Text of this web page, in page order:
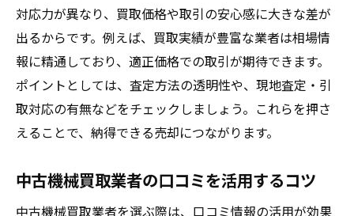
対応力が異なり、買取価格や取引の安心感に大きな差が
出るからです。例えば、買取実績が豊富な業者は相場情
報に精通しており、適正価格での取引が期待できます。
ポイントとしては、査定方法の透明性や、現地査定・引
取対応の有無などをチェックしましょう。これらを押さ
えることで、納得できる売却につながります。
中古機械買取業者の口コミを活用するコツ
中古機械買取業者を選ぶ際は、口コミ情報の活用が効果